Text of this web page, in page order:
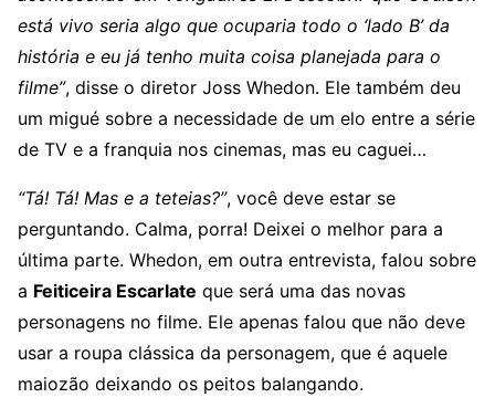
está vivo seria algo que ocuparia todo o ‘lado B’ da
história e eu já tenho muita coisa planejada para o
filme”, disse o diretor Joss Whedon. Ele também deu
um migué sobre a necessidade de um elo entre a série
de TV e a franquia nos cinemas, mas eu caguei…
“Tá! Tá! Mas e a teteias?”, você deve estar se
perguntando. Calma, porra! Deixei o melhor para a
última parte. Whedon, em outra entrevista, falou sobre
a Feiticeira Escarlate que será uma das novas
personagens no filme. Ele apenas falou que não deve
usar a roupa clássica da personagem, que é aquele
maiozão deixando os peitos balangando.